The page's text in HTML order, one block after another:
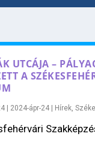
UTCÁJA –
A
| 2024-ápr-24| Hírek,